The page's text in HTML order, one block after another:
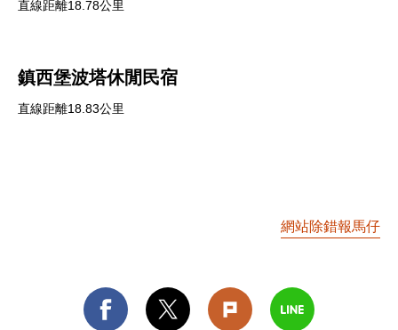
直線距離18.78公里
鎮西堡波塔休閒民宿
直線距離18.83公里
網站除錯報馬仔